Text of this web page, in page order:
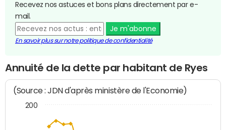
Recevez nos astuces et bons plans directement par e-
mail.
Je m'abonne
En savoir plus sur notre politique de confidentialité
Annuité de la dette par habitant de Ryes
(Source : JDN d'après ministère de l'Economie)
200